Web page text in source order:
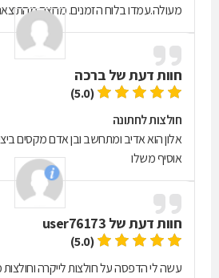
מעולה.עמדו בלוח הזמנים. מרוצה
חוות דעת של ברכה
(5.0)
חולצות לחתונה
אלון הוא אדיב ומתחשב ובן אדם מקסים
אוסיף משלו
חוות דעת של user76173
(5.0)
עשה לי הדפסה על חולצות לייקרה וחולצות